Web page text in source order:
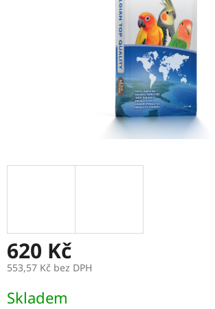
620 Kč
553,57 Kč bez DPH
cena:
Skladem